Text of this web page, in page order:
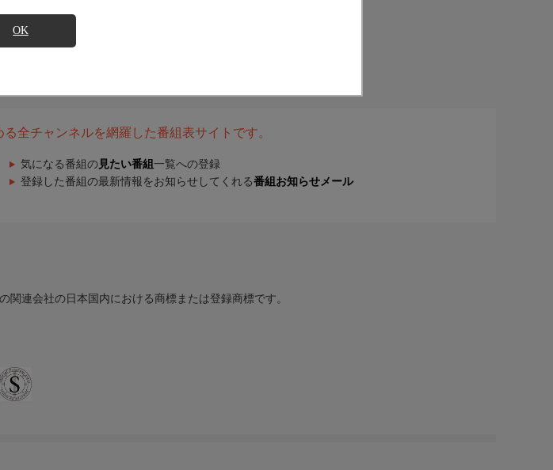
OK
全チャンネルを網羅した番組表サイトです。
気になる番組の 見たい番組 一覧への登録
登録した番組の最新情報をお知らせしてくれる番組お知らせメール
関連会社の日本国内における商標または登録商標です。